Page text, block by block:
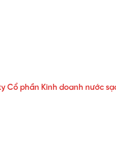
Cổ phần Kinh doanh nước